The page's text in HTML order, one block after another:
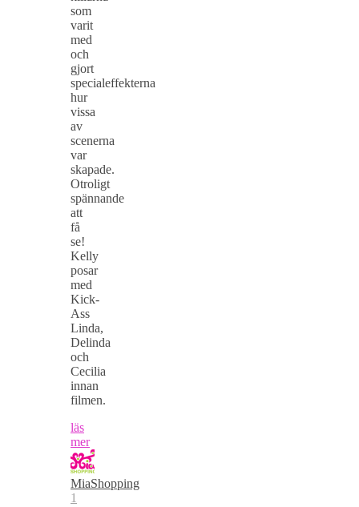
som
varit
med
och
gjort
specialeffekterna
hur
vissa
av
scenerna
var
skapade.
Otroligt
spännande
att
få
se!
Kelly
posar
med
Kick-
Ass
Linda,
Delinda
och
Cecilia
innan
filmen.
läs
mer
MiaShopping
1